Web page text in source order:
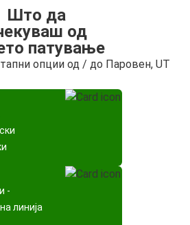
Што да
од
патување
опции од / до Паровен, UT
-
линија